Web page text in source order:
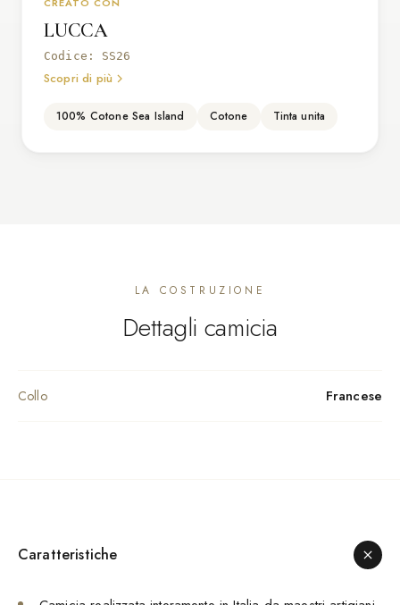
LUCCA
Codice: SS26
Scopri di più
100% Cotone Sea Island Cotone Tinta unita
LA COSTRUZIONE
Dettagli camicia
Collo Francese
Caratteristiche